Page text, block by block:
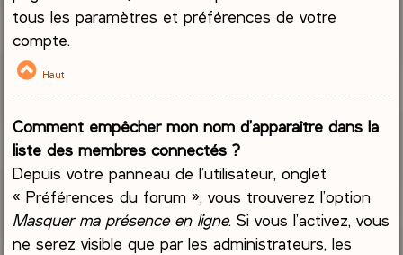
tous les paramètres et préférences de votre
compte.
Haut
Comment empêcher mon nom d’apparaître dans la
liste des membres connectés ?
Depuis votre panneau de l’utilisateur, onglet
« Préférences du forum », vous trouverez l’option
Masquer ma présence en ligne. Si vous l’activez, vous
ne serez visible que par les administrateurs, les